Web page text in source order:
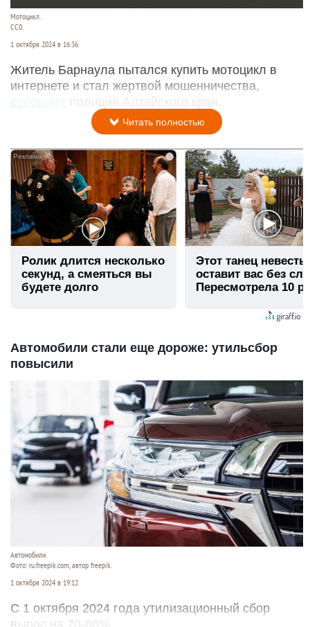
Мотоцикл.
СС0.
1 октября 2024 в 16:36
Житель Барнаула пытался купить мотоцикл в
интернете и стал жертвой мошенничества,
сообщает
полиция Алтайского края.
Читать полностью
Ролик длится несколько
секунд, а смеяться вы
будете долго
Этот танец невесты
оставит вас без
Пересмотрела 10
Автомобили стали еще дороже: утильсбор
повысили
Автомобили.
Фото: ru.freepik.com, автор freepik.
1 октября 2024 в 19:12
С 1 октября 2024 года утилизационный сбор
вырос на 70-80%.